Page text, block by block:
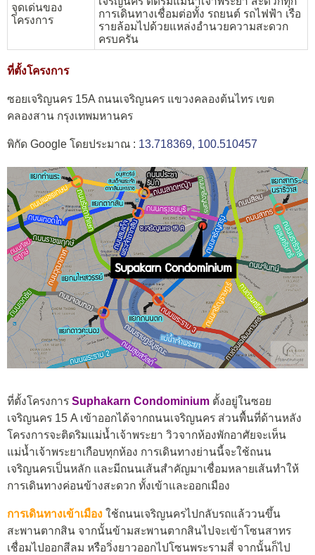
จุดเด่นของ
โครงการ
การเดินทางเชื่อมต่อทั้ง รถยนต์ รถไฟฟ้า เรือ
รายล้อมไปด้วยแหล่งอำนวยความสะดวก
ครบครัน
ที่ตั้งโครงการ
ซอยเจริญนคร 15A ถนนเจริญนคร แขวงคลองต้นไทร เขต
คลองสาน กรุงเทพมหานคร
พิกัด Google โดยประมาณ : 13.718369, 100.510457
ที่ตั้งโครงการ Suphakarn Condominium ตั้งอยู่ในซอย
เจริญนคร 15 A เข้าออกได้จากถนนเจริญนคร ส่วนพื้นที่ด้านหลัง
โครงการจะติดริมแม่น้ำเจ้าพระยา วิวจากห้องพักอาศัยจะเห็น
แม่น้ำเจ้าพระยาเกือบทุกห้อง การเดินทางย่านนี้จะใช้ถนน
เจริญนครเป็นหลัก และมีถนนเส้นสำคัญมาเชื่อมหลายเส้นทำให้
การเดินทางค่อนข้างสะดวก ทั้งเข้าและออกเมือง
การเดินทางเข้าเมือง ใช้ถนนเจริญนครไปกลับรถแล้ววนขึ้น
สะพานตากสิน จากนั้นข้ามสะพานตากสินไปจะเข้าโซนสาทร
เชื่อมไปออกสีลม หรือวิ่งยาวออกไปโซนพระรามสี่ จากนั้นก็ไป